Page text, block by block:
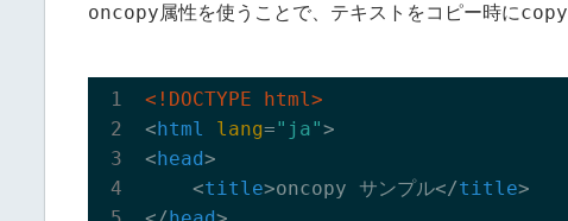
oncopy属性を使うことで、テキストをコピー時にcopy
<!DOCTYPE html>
< html lang="ja">
< head>
<title>oncopy サンプル</title>